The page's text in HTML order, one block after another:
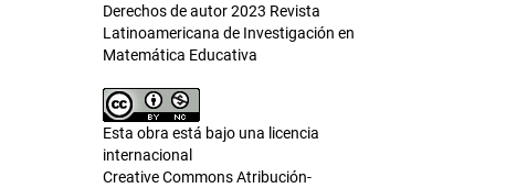
Derechos de autor 2023 Revista
Latinoamericana de Investigación en
Matemática Educativa
Esta obra está bajo una licencia
internacional
Creative Commons Atribución-